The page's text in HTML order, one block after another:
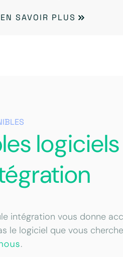
EN SAVOIR PLUS
logiciels
intégration vous donne
le logiciel que vous
.